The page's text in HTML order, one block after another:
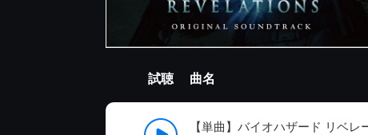
試聴 曲名
【単曲】バイオハザード リベレ